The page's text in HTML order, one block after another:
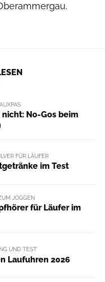
No-Gos beim
FÜR LÄUFER
im Test
JOGGEN
für Läufer im
UND TEST
Laufuhren 2026